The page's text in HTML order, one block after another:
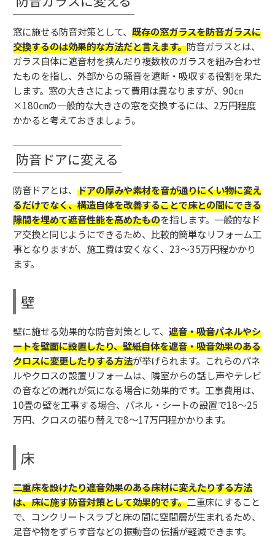
窓に施せる防音対策として、 既存の窓ガラスを防音ガラスに
交換するのは効果的な方法だと言えます。防音ガラスとは、
ガラス自体に遮音材を挟んだり複数枚のガラスを組み合わせ
たものを指し、外部からの騒音を遮断・吸収する役割を果た
します。窓の大きさによって費用は異なりますが、90㎝
×180㎝の一般的な大きさの窓を交換するには、2万円程度
かかると考えておきましょう。
防音ドアに変える
防音ドアとは、 ドアの厚みや素材を音が通りにくい物に変え
るだけでなく、構造自体を改善することで床との間にできる
隙間を埋めて遮音性能を高めたものを指します。一般的なド
ア交換と同じようにできるため、比較的簡単なリフォーム工
事となりますが、施工費は安くなく、23～35万円程かかり
ます。
壁
壁に施せる効果的な防音対策として、 遮音・吸音パネルやシ
ートを壁面に設置したり、壁紙自体を遮音・吸音効果のある
クロスに変更したりする方法が挙げられます。これらのパネ
ルやクロスの設置リフォームは、隣室からの話し声やテレビ
の音などの漏れが気になる場合に効果的です。工事費用は、
10畳の壁を工事する場合、パネル・シートの設置で18～25
万円、クロスの張り替えで8～17万円程かかります。
床
二重床を設けたり遮音効果のある床材に変えたりする方法
は、床に施す防音対策として効果的です。二重床にすること
で、コンクリートスラブと床の間に空間層が生まれるため、
足音や物をずらす音などの振動音の伝播が軽減できます。